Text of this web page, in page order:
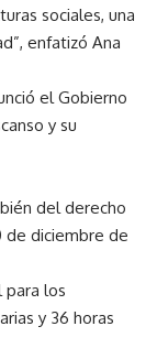
sociales, una
enfatizó Ana
el Gobierno
y su
del derecho
de diciembre de
para los
y 36 horas